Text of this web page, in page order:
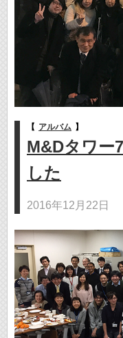
【 アルバム 】
M&Dタワー
した
2016年12月22日